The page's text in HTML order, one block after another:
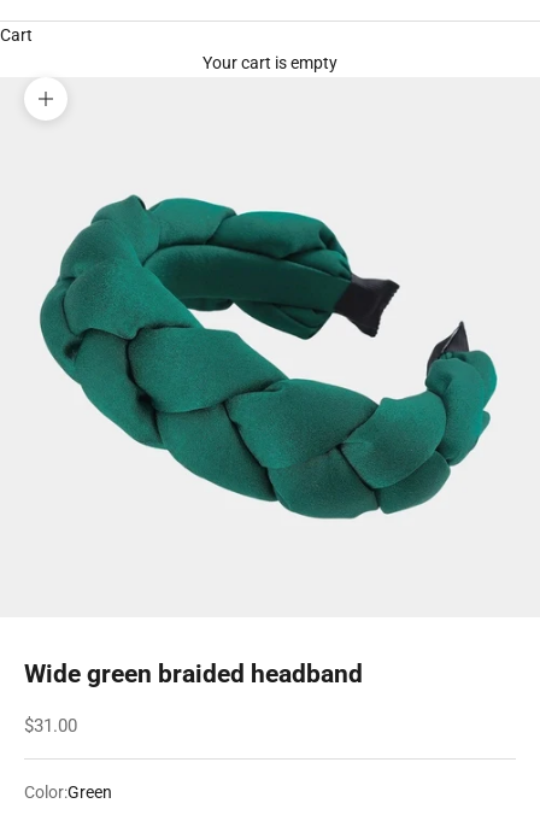
Cart
Your cart is empty
Zoom picture
Wide green braided headband
Sale price
$31.00
Color:Green